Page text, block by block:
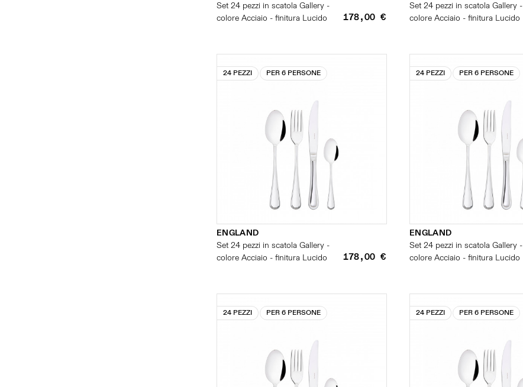
Set 24 pezzi in scatola Gallery -
colore Acciaio - finitura Lucido
178,00 €
Set 24 pezzi in scatola Gallery -
colore Acciaio - finitura Lucido
24 PEZZI PER 6 PERSONE
ENGLAND
Set 24 pezzi in scatola Gallery -
colore Acciaio - finitura Lucido
178,00 €
24 PEZZI PER 6 PERSONE
ENGLAND
Set 24 pezzi in scatola Gallery -
colore Acciaio - finitura Lucido
24 PEZZI PER 6 PERSONE 24 PEZZI PER 6 PERSONE